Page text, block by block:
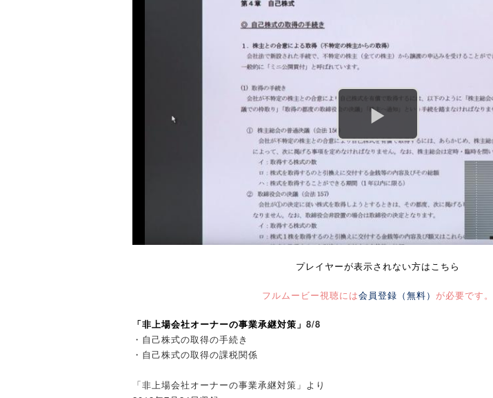
プレイヤーが表示されない方はこちら
フルムービー視聴には会員登録（無料） が必要です。
「非上場会社オーナーの事業承継対策」 8/8
・自己株式の取得の手続き
・自己株式の取得の課税関係
「非上場会社オーナーの事業承継対策」より